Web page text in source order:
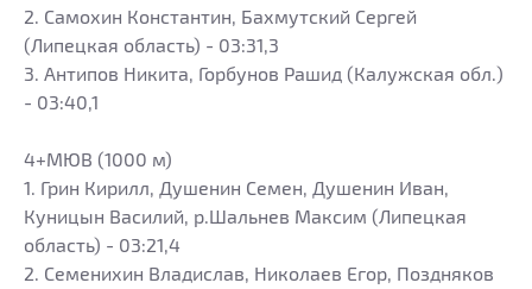
2. Самохин Константин, Бахмутский Сергей
(Липецкая область) - 03:31,3
3. Антипов Никита, Горбунов Рашид (Калужская обл.)
- 03:40,1
4+МЮВ (1000 м)
1. Грин Кирилл, Душенин Семен, Душенин Иван,
Куницын Василий, р.Шальнев Максим (Липецкая
область) - 03:21,4
2. Семенихин Владислав, Николаев Егор, Поздняков